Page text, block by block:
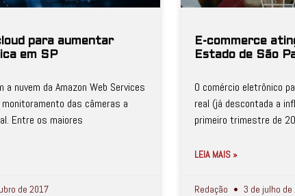
para aumentar
em SP
a nuvem da Amazon Web Services
das câmeras a
Entre os maiores
de 2017
E-commerce
Estado de São
O comércio eletrônico
real (já descontada a
primeiro trimestre de
LEIA MAIS »
Redação 3 de julho de